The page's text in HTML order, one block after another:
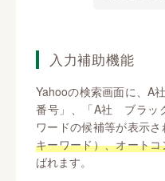
入力補助機能
Yahooの検索画面に、A
番号」、「A社 ブラッ
ワードの候補等が表示さ
キーワード）、オート
ばれます。